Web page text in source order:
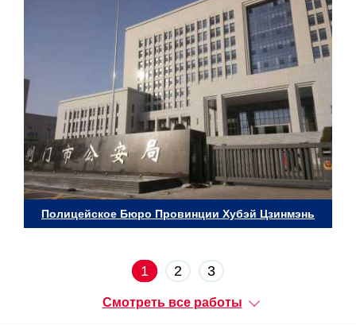
Полицейское Бюро Провинции Хубэй Цзинмэнь
1 2 3
Смотреть все работы